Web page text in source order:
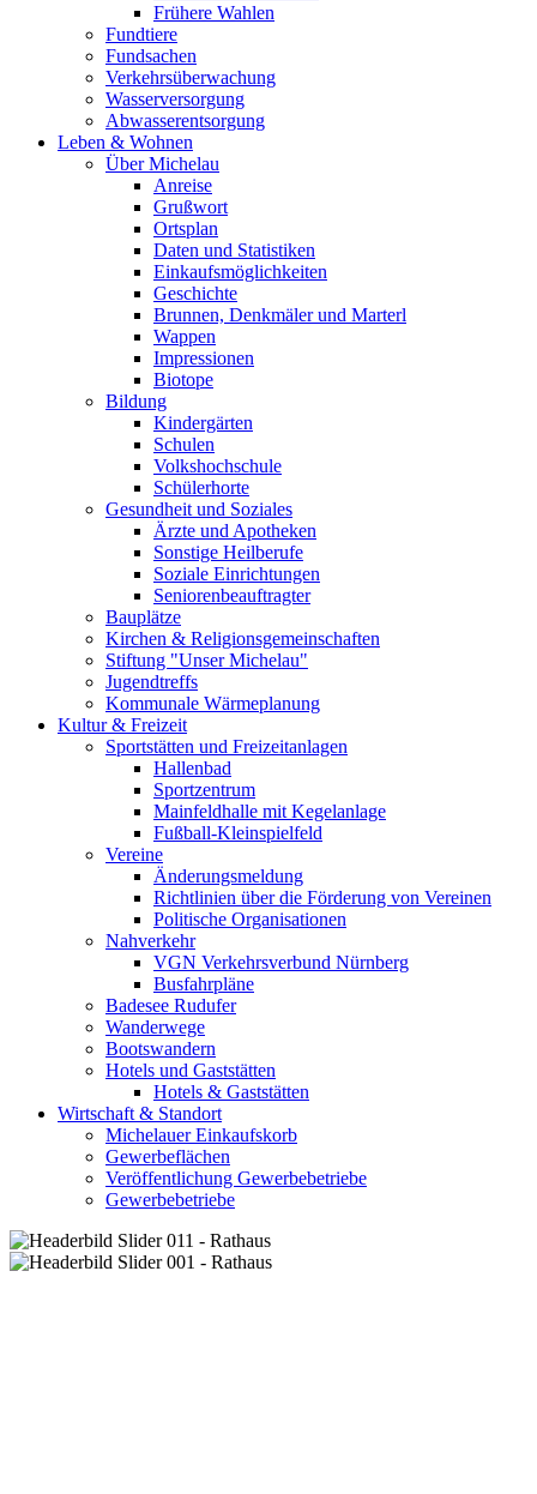
Frühere Wahlen
Fundtiere
Fundsachen
Verkehrsüberwachung
Wasserversorgung
Abwasserentsorgung
Leben & Wohnen
Über Michelau
Anreise
Grußwort
Ortsplan
Daten und Statistiken
Einkaufsmöglichkeiten
Geschichte
Brunnen, Denkmäler und Marterl
Wappen
Impressionen
Biotope
Bildung
Kindergärten
Schulen
Volkshochschule
Schülerhorte
Gesundheit und Soziales
Ärzte und Apotheken
Sonstige Heilberufe
Soziale Einrichtungen
Seniorenbeauftragter
Bauplätze
Kirchen & Religionsgemeinschaften
Stiftung "Unser Michelau"
Jugendtreffs
Kommunale Wärmeplanung
Kultur & Freizeit
Sportstätten und Freizeitanlagen
Hallenbad
Sportzentrum
Mainfeldhalle mit Kegelanlage
Fußball-Kleinspielfeld
Vereine
Änderungsmeldung
Richtlinien über die Förderung von Vereinen
Politische Organisationen
Nahverkehr
VGN Verkehrsverbund Nürnberg
Busfahrpläne
Badesee Rudufer
Wanderwege
Bootswandern
Hotels und Gaststätten
Hotels & Gaststätten
Wirtschaft & Standort
Michelauer Einkaufskorb
Gewerbeflächen
Veröffentlichung Gewerbebetriebe
Gewerbebetriebe